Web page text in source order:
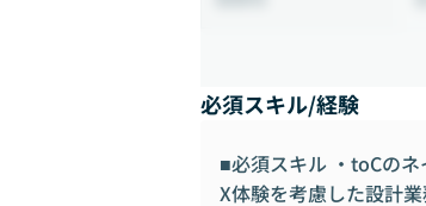
必須スキル/経験
■必須スキル ・toCの
X体験を考慮した設計